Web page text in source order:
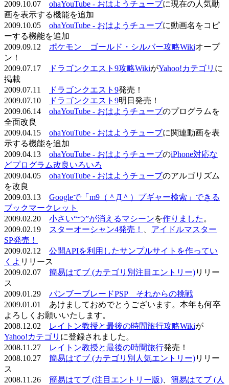
2009.10.07 ohaYouTube - おはようチューブに現在の人気動
画を表示する機能を追加
2009.10.05 ohaYouTube - おはようチューブに動画名をコピ
ーする機能を追加
2009.09.12 ポケモン ゴールド・シルバー攻略Wikiオープ
ン！
2009.07.17
ドラゴンクエスト9攻略WikiがYahoo!カテゴリ に
掲載
2009.07.11
ドラゴンクエスト9発売！
2009.07.10
ドラゴンクエスト9明日発売！
2009.06.14 ohaYouTube - おはようチューブのプログラムを
全面改良
2009.04.15 ohaYouTube - おはようチューブに関連動画を表
示する機能を追加
2009.04.13 ohaYouTube - おはようチューブのiPhone対応な
どプログラム改良いろいろ
2009.04.05 ohaYouTube - おはようチューブのアルゴリズム
を改良
2009.03.13 Googleで「m9（＾Д＾）プギャー検索」できる
ブックマークレット
2009.02.20 小さい“つ”が消えるマシーンを作りました 。
2009.02.19
スターオーシャン4発売！
アイドルマスター
SP発売！
2009.02.12 公開APIを利用したサンプルサイトを作ってい
くよ リリース
2009.02.07 簡易はてブ (カテゴリ別注目エントリー)リリー
ス
2009.01.29 バンブーブレードPSP それからの挑戦
2009.01.01 あけましておめでとうございます。本年も何卒
よろしくお願いいたします。
2008.12.02
レイトン教授と最後の時間旅行攻略Wikiが
Yahoo!カテゴリ に登録されました。
2008.11.27
レイトン教授と最後の時間旅行発売！
2008.10.27 簡易はてブ (カテゴリ別人気エントリー)リリー
ス
2008.11.26 簡易はてブ (注目エントリー版)
簡易はてブ (人